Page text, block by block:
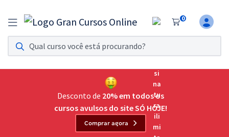
0
Assinatura Ilimitada 11
Acesso a todos os cursos. Teste grátis por 7 dias!
Assinatura OAB Até Passar
Acesso ilimitado a toda preparação para o Exame da
Residências Multiprofissionais
Desconto de 20% em todos os
cursos avulsos do site SÓ HOJE!
Comprar agora